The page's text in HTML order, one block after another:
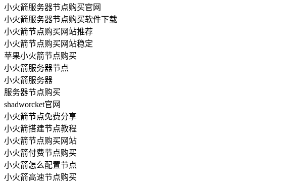
小火箭服务器节点购买官网
小火箭服务器节点购买软件下载
小火箭节点购买网站推荐
小火箭节点购买网站稳定
苹果小火箭节点购买
小火箭服务器节点
小火箭服务器
服务器节点购买
shadworcket官网
小火箭节点免费分享
小火箭搭建节点教程
小火箭节点购买网站
小火箭付费节点购买
小火箭怎么配置节点
小火箭高速节点购买